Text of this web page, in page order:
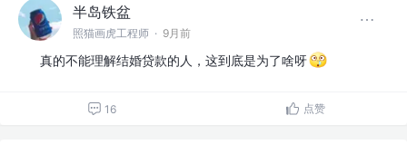
半岛铁盆
照猫画虎工程师 · 9月前
真的不能理解结婚贷款的人，这到底是为了啥呀
16 点赞